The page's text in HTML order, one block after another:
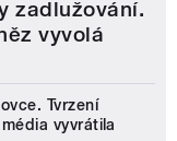
zadlužování.
vyvolá
Tvrzení
vyvrátila